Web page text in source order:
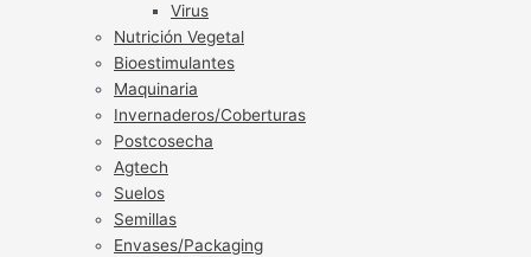
Virus
Nutrición Vegetal
Bioestimulantes
Maquinaria
Invernaderos/Coberturas
Postcosecha
Agtech
Suelos
Semillas
Envases/Packaging